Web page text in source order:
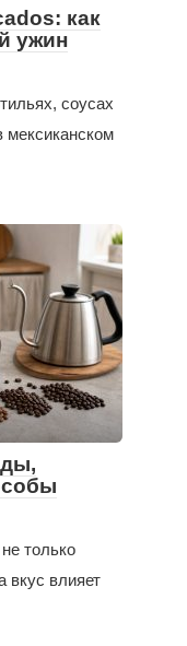
как
ужин
соусах
мексиканском
только
вкус влияет